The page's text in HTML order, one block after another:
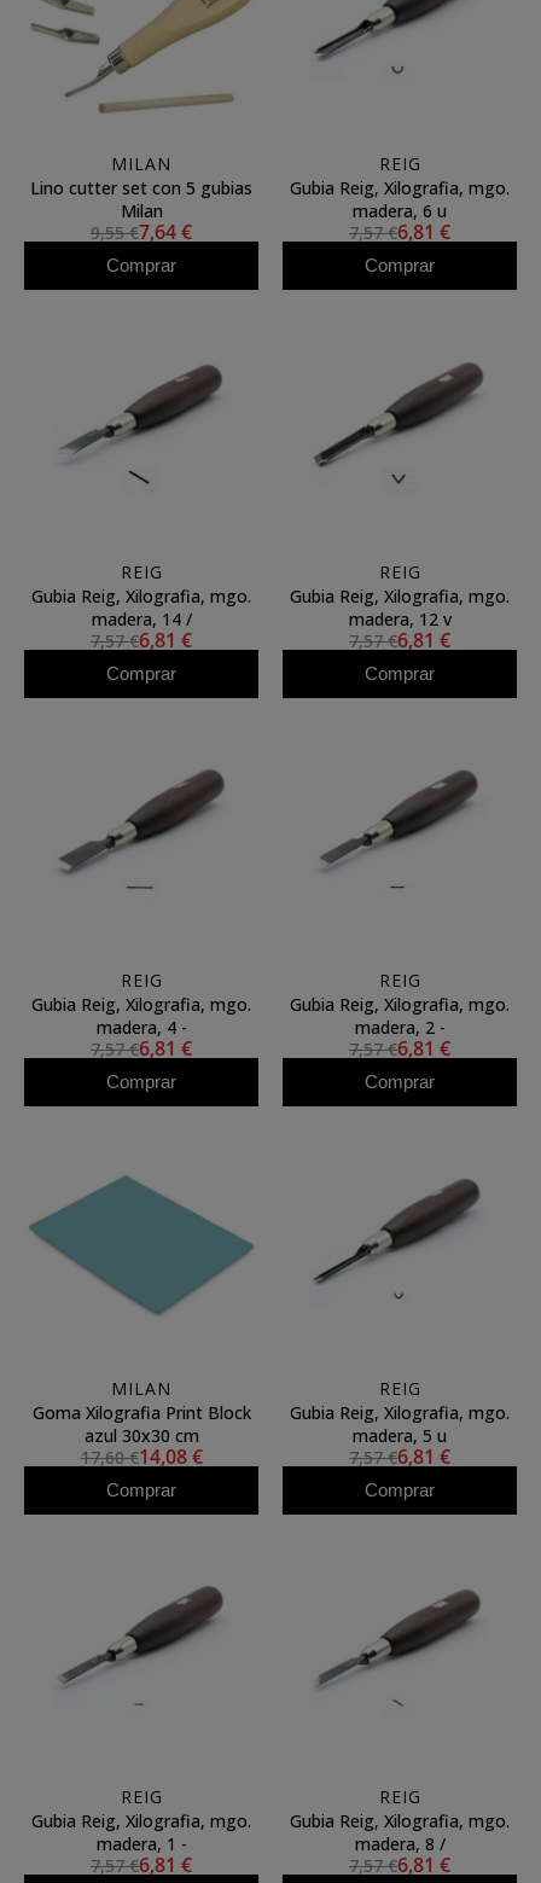
MILAN
Lino cutter set con 5 gubias
Milan
9,55 €7,64 €
Comprar
REIG
Gubia Reig, Xilografia, mgo.
madera, 6 u
7,57 €6,81 €
Comprar
REIG
Gubia Reig, Xilografia, mgo.
madera, 14 /
7,57 €6,81 €
Comprar
REIG
Gubia Reig, Xilografia, mgo.
madera, 12 v
7,57 €6,81 €
Comprar
REIG
Gubia Reig, Xilografia, mgo.
madera, 4 -
7,57 €6,81 €
Comprar
REIG
Gubia Reig, Xilografia, mgo.
madera, 2 -
7,57 €6,81 €
Comprar
MILAN
Goma Xilografia Print Block
azul 30x30 cm
17,60 €14,08 €
Comprar
REIG
Gubia Reig, Xilografia, mgo.
madera, 5 u
7,57 €6,81 €
Comprar
REIG
Gubia Reig, Xilografia, mgo.
madera, 1 -
7,57 €6,81 €
REIG
Gubia Reig, Xilografia, mgo.
madera, 8 /
7,57 €6,81 €